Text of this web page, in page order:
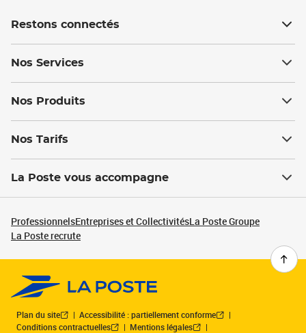
Restons connectés
Nos Services
Nos Produits
Nos Tarifs
La Poste vous accompagne
ProfessionnelsEntreprises et CollectivitésLa Poste Groupe
La Poste recrute
Plan du site
Accessibilité : partiellement conforme
Conditions contractuelles
Mentions légales